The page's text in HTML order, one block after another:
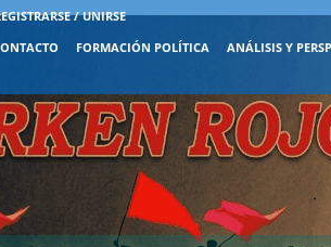
/ UNIRSE
FORMACIÓN POLÍTICA ANÁLISIS Y